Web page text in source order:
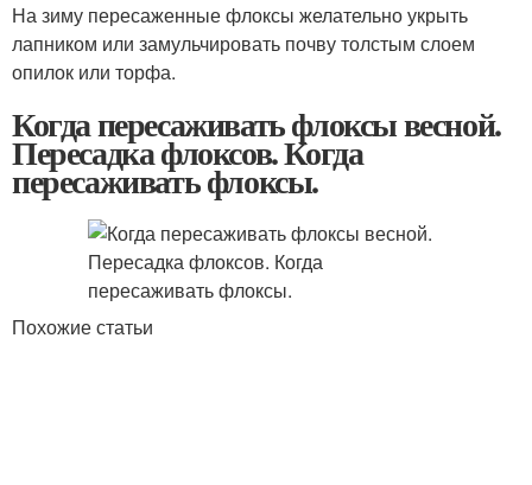
На зиму пересаженные флоксы желательно укрыть
лапником или замульчировать почву толстым слоем
опилок или торфа.
Когда пересаживать флоксы весной.
Пересадка флоксов. Когда
пересаживать флоксы.
​Похожие статьи​